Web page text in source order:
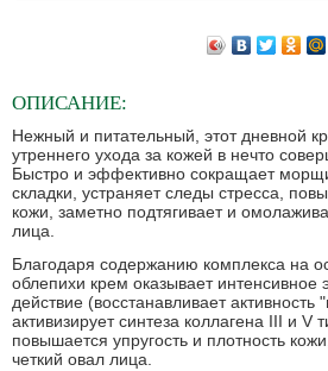
ОПИСАНИЕ:
Нежный и питательный, этот дневной
утреннего ухода за кожей в нечто
Быстро и эффективно сокращает
складки, устраняет следы стресса,
кожи, заметно подтягивает и
лица.
Благодаря содержанию комплекса на
облепихи крем оказывает интенсивное
действие (восстанавливает
активизирует синтеза коллагена III и V
повышается упругость и плотность
четкий овал лица.